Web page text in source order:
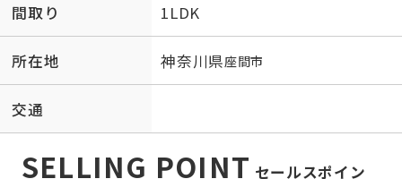
間取り 1LDK
所在地 神奈川県座間市
交通
SELLING POINT セールスポイン